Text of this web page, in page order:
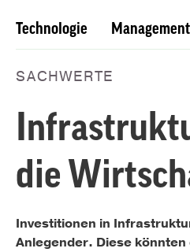
Technologie Management
SACHWERTE
die
Investitionen in
Anlegender. Diese